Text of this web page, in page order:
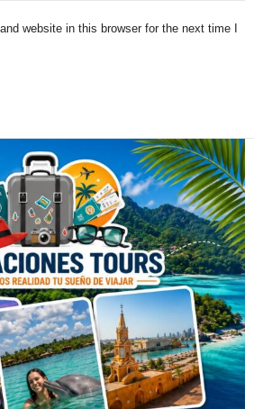
website in this browser for the next time I